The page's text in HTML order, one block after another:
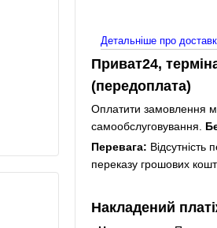
Детальніше про
Приват24,
(передоплата)
Оплатити замовлення
самообслуговування.
Перевага: Відсутність
переказу грошових
Накладений